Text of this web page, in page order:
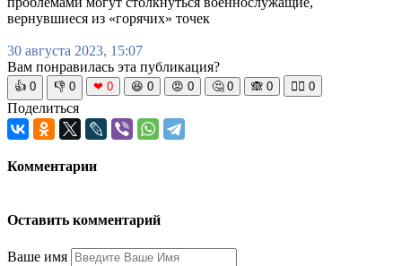
вернувшиеся из «горячих» точек
30 августа 2023, 15:07
Вам понравилась эта публикация?
👍 0 👎 0 ❤ 0 😆 0 😡 0 🤔 0 🙈 0 🧘‍♀️ 0
Поделиться
Комментарии
Оставить комментарий
Ваше имя